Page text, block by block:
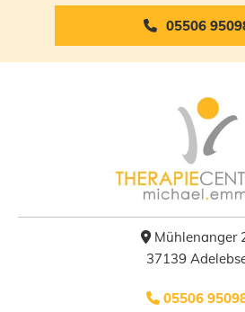
05506
Mühlenanger
37139
 05506